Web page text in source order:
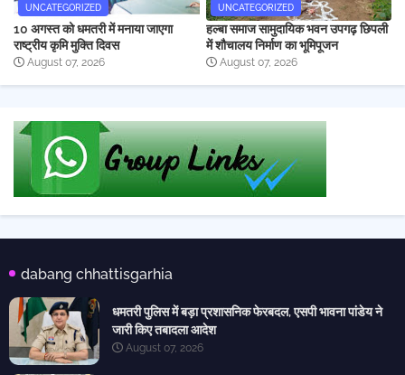
UNCATEGORIZED
10 अगस्त को धमतरी में मनाया जाएगा
राष्ट्रीय कृमि मुक्ति दिवस
August 07, 2026
UNCATEGORIZED
हल्बा समाज सामुदायिक भवन उपगढ़ छिपली
में शौचालय निर्माण का भूमिपूजन
August 07, 2026
dabang chhattisgarhia
धमतरी पुलिस में बड़ा प्रशासनिक फेरबदल, एसपी भावना पांडेय ने
जारी किए तबादला आदेश
August 07, 2026